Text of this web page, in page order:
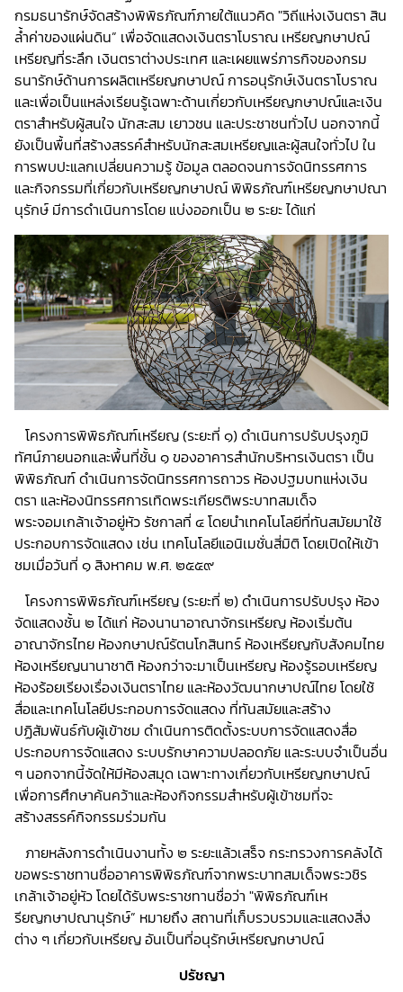
กรมธนารักษ์จัดสร้างพิพิธภัณฑ์ภายใต้แนวคิด "วิถีแห่งเงินตรา สิน
ล้ำค่าของแผ่นดิน” เพื่อจัดแสดงเงินตราโบราณ เหรียญกษาปณ์
เหรียญที่ระลึก เงินตราต่างประเทศ และเผยแพร่ภารกิจของกรม
ธนารักษ์ด้านการผลิตเหรียญกษาปณ์ การอนุรักษ์เงินตราโบราณ
และเพื่อเป็นแหล่งเรียนรู้เฉพาะด้านเกี่ยวกับเหรียญกษาปณ์และเงิน
ตราสำหรับผู้สนใจ นักสะสม เยาวชน และประชาชนทั่วไป นอกจากนี้
ยังเป็นพื้นที่สร้างสรรค์สำหรับนักสะสมเหรียญและผู้สนใจทั่วไป ใน
การพบปะแลกเปลี่ยนความรู้ ข้อมูล ตลอดจนการจัดนิทรรศการ
และกิจกรรมที่เกี่ยวกับเหรียญกษาปณ์ พิพิธภัณฑ์เหรียญกษาปณา
นุรักษ์ มีการดำเนินการโดย แบ่งออกเป็น ๒ ระยะ ได้แก่
โครงการพิพิธภัณฑ์เหรียญ (ระยะที่ ๑) ดำเนินการปรับปรุงภูมิ
ทัศน์ภายนอกและพื้นที่ชั้น ๑ ของอาคารสำนักบริหารเงินตรา เป็น
พิพิธภัณฑ์ ดำเนินการจัดนิทรรศการถาวร ห้องปฐมบทแห่งเงิน
ตรา และห้องนิทรรศการเทิดพระเกียรติพระบาทสมเด็จ
พระจอมเกล้าเจ้าอยู่หัว รัชกาลที่ ๔ โดยนำเทคโนโลยีที่ทันสมัยมาใช้
ประกอบการจัดแสดง เช่น เทคโนโลยีแอนิเมชั่นสี่มิติ โดยเปิดให้เข้า
ชมเมื่อวันที่ ๑ สิงหาคม พ.ศ. ๒๕๕๙
โครงการพิพิธภัณฑ์เหรียญ (ระยะที่ ๒) ดำเนินการปรับปรุง ห้อง
จัดแสดงชั้น ๒ ได้แก่ ห้องนานาอาณาจักรเหรียญ ห้องเริ่มต้น
อาณาจักรไทย ห้องกษาปณ์รัตนโกสินทร์ ห้องเหรียญกับสังคมไทย
ห้องเหรียญนานาชาติ ห้องกว่าจะมาเป็นเหรียญ ห้องรู้รอบเหรียญ
ห้องร้อยเรียงเรื่องเงินตราไทย และห้องวัฒนากษาปณ์ไทย โดยใช้
สื่อและเทคโนโลยีประกอบการจัดแสดง ที่ทันสมัยและสร้าง
ปฏิสัมพันธ์กับผู้เข้าชม ดำเนินการติดตั้งระบบการจัดแสดงสื่อ
ประกอบการจัดแสดง ระบบรักษาความปลอดภัย และระบบจำเป็นอื่น
ๆ นอกจากนี้จัดให้มีห้องสมุด เฉพาะทางเกี่ยวกับเหรียญกษาปณ์
เพื่อการศึกษาค้นคว้าและห้องกิจกรรมสำหรับผู้เข้าชมที่จะ
สร้างสรรค์กิจกรรมร่วมกัน
ภายหลังการดำเนินงานทั้ง ๒ ระยะแล้วเสร็จ กระทรวงการคลังได้
ขอพระราชทานชื่ออาคารพิพิธภัณฑ์จากพระบาทสมเด็จพระวชิร
เกล้าเจ้าอยู่หัว โดยได้รับพระราชทานชื่อว่า "พิพิธภัณฑ์เห
รียญกษาปณานุรักษ์” หมายถึง สถานที่เก็บรวบรวมและแสดงสิ่ง
ต่าง ๆ เกี่ยวกับเหรียญ อันเป็นที่อนุรักษ์เหรียญกษาปณ์
ปรัชญา